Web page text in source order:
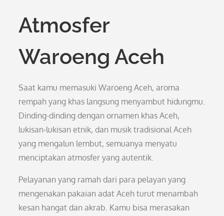
Atmosfer
Waroeng Aceh
Saat kamu memasuki Waroeng Aceh, aroma
rempah yang khas langsung menyambut hidungmu.
Dinding-dinding dengan ornamen khas Aceh,
lukisan-lukisan etnik, dan musik tradisional Aceh
yang mengalun lembut, semuanya menyatu
menciptakan atmosfer yang autentik.
Pelayanan yang ramah dari para pelayan yang
mengenakan pakaian adat Aceh turut menambah
kesan hangat dan akrab. Kamu bisa merasakan